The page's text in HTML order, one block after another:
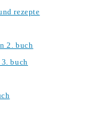
rezepte
2. buch
buch